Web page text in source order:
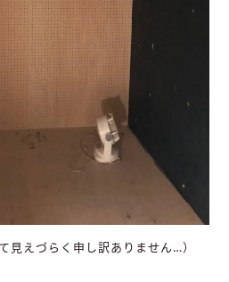
見えづらく申し訳ありません…）